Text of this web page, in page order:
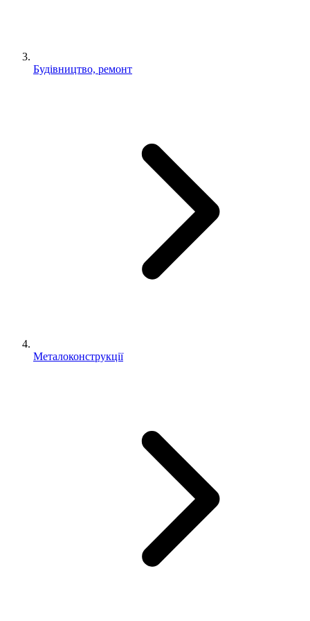
Будівництво, ремонт
Металоконструкції